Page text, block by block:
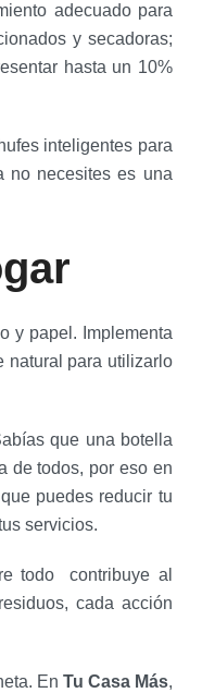
adecuado para
y secadoras;
hasta un 10%
inteligentes para
no necesites es una
y papel. Implementa
natural para utilizarlo
que una botella
de todos, por eso en
puedes reducir tu
servicios.
todo contribuye al
cada acción
En Tu Casa Más,